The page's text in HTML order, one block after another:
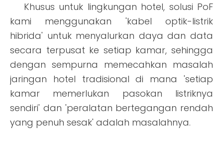
Khusus untuk lingkungan hotel, solusi PoF
kami menggunakan 'kabel optik-listrik
hibrida' untuk menyalurkan daya dan data
secara terpusat ke setiap kamar, sehingga
dengan sempurna memecahkan masalah
jaringan hotel tradisional di mana 'setiap
kamar memerlukan pasokan listriknya
sendiri' dan 'peralatan bertegangan rendah
yang penuh sesak' adalah masalahnya.